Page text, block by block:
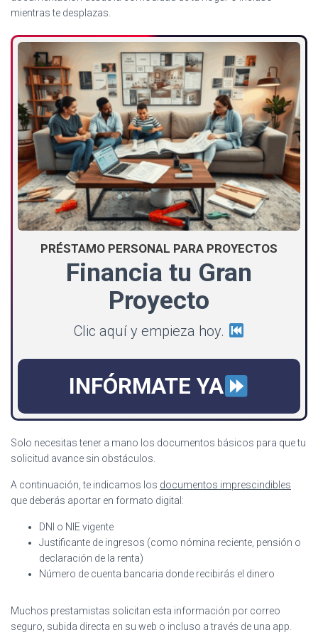
mientras te desplazas.
PRÉSTAMO PERSONAL PARA PROYECTOS
Financia tu Gran
Proyecto
Clic aquí y empieza hoy.
INFÓRMATE YA
Solo necesitas tener a mano los documentos básicos para que tu
solicitud avance sin obstáculos.
A continuación, te indicamos los documentos imprescindibles
que deberás aportar en formato digital:
DNI o NIE vigente
Justificante de ingresos (como nómina reciente, pensión o
declaración de la renta)
Número de cuenta bancaria donde recibirás el dinero
Muchos prestamistas solicitan esta información por correo
seguro, subida directa en su web o incluso a través de una app.